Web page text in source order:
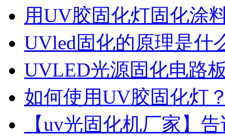
用UV胶固化灯固化涂
UVled固化的原理是什
UVLED光源固化电路
如何使用UV胶固化灯
【uv光固化机厂家】